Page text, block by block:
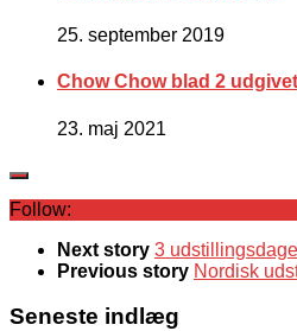
25. september 2019
Chow Chow blad 2 udgivet
23. maj 2021
Follow:
Next story 3
Previous story Nordisk
Seneste indlæg